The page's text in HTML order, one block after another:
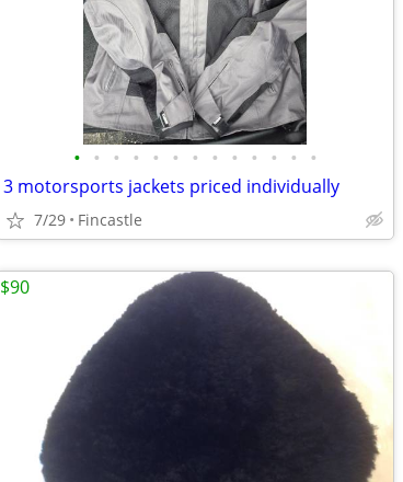
• • • • • • • • • • • • •
3 motorsports jackets priced individually
7/29 Fincastle
$90